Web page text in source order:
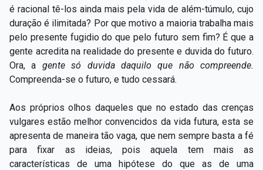
é racional tê-los ainda mais pela vida de além-túmulo, cujo
duração é ilimitada? Por que motivo a maioria trabalha mais
pelo presente fugidio do que pelo futuro sem fim? É que a
gente acredita na realidade do presente e duvida do futuro.
Ora, a gente só duvida daquilo que não compreende.
Compreenda-se o futuro, e tudo cessará.
Aos próprios olhos daqueles que no estado das crenças
vulgares estão melhor convencidos da vida futura, esta se
apresenta de maneira tão vaga, que nem sempre basta a fé
para fixar as ideias, pois aquela tem mais as
características de uma hipótese do que as de uma